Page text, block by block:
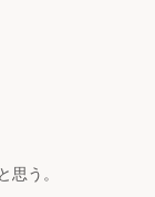
思う。